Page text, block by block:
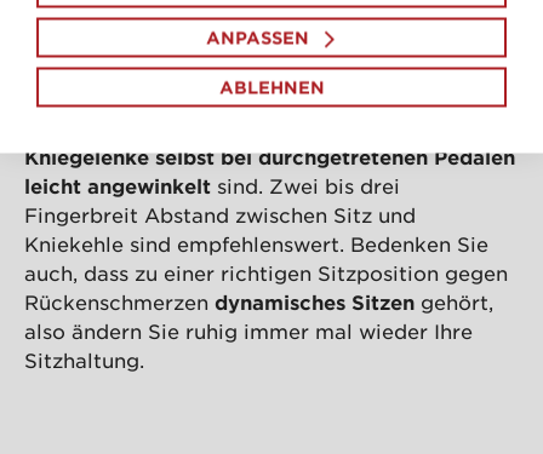
Das Gesäß sollte sich eng an der Rückenlehne
befinden, um die Wirbelsäule in ihrer natürlichen
Krümmung zu unterstützen. Der Abstand zu den
Kniegelenke selbst bei durchgetretenen Pedalen
leicht angewinkelt sind. Zwei bis drei
Fingerbreit Abstand zwischen Sitz und
Kniekehle sind empfehlenswert. Bedenken Sie
auch, dass zu einer richtigen Sitzposition gegen
Rückenschmerzen dynamisches Sitzen gehört,
also ändern Sie ruhig immer mal wieder Ihre
Sitzhaltung.
ANPASSEN
ABLEHNEN